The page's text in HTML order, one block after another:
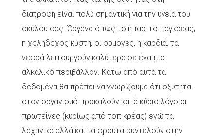
διατροφή είναι πολύ σημαντική για την υγεία του
σκύλου σας. Όργανα όπως το ήπαρ, το πάγκρεας,
η χοληδόχος κύστη, οι ορμόνες, η καρδιά, τα
νεφρά λειτουργούν καλύτερα σε ένα πιο
αλκαλικό περιβάλλον. Κάτω από αυτά τα
δεδομένα θα πρέπει να γνωρίζουμε ότι οξύτητα
στον οργανισμό προκαλούν κατά κύριο λόγο οι
πρωτεΐνες (κυρίως από τοπ κρέας) ενώ τα
λαχανικά αλλά και τα φρούτα συντελούν στην